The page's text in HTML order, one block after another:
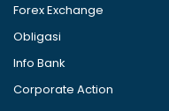
Forex Exchange
Obligasi
Info Bank
Corporate Action